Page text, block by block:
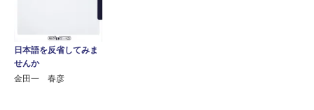
日本語を反省してみま
せんか
金田一 春彦